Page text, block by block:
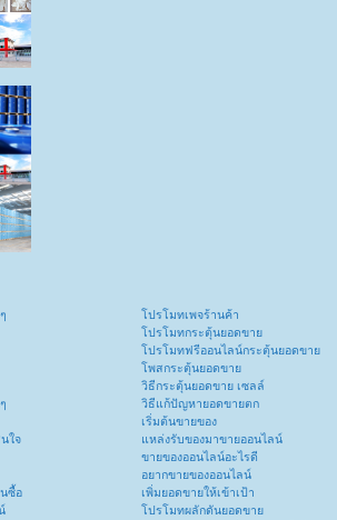
ใจ
ซื้อ
โปรโมทเพจร้านค้า
โปรโมทกระตุ้นยอดขาย
โปรโมทฟรีออนไลน์กระตุ้นยอดขาย
โพสกระตุ้นยอดขาย
วิธีกระตุ้นยอดขาย เซลล์
วิธีแก้ปัญหายอดขายตก
เริ่มต้นขายของ
แหล่งรับของมาขายออนไลน์
ขายของออนไลน์อะไรดี
อยากขายของออนไลน์
เพิ่มยอดขายให้เข้าเป้า
โปรโมทผลักดันยอดขาย